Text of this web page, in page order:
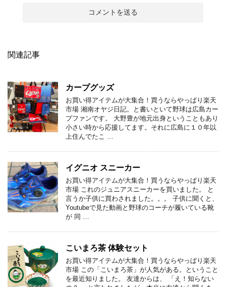
関連記事
カープグッズ
お買い得アイテムが大集合！買うならやっぱり楽天
市場 湘南オヤジ日記。と書いといて野球は広島カー
プファンです。 大野豊が地元出身ということもあり
小さい時から応援してます。それに広島に１０年以
上住んでたこ …
イグニオ スニーカー
お買い得アイテムが大集合！買うならやっぱり楽天
市場 これのジュニアスニーカーを買いました。 と
言うか子供に買わされました。。。 子供に聞くと、
Youtubeで見た動画と野球のコーチが履いている靴
が 同 …
こいまろ茶 体験セット
お買い得アイテムが大集合！買うならやっぱり楽天
市場 この「こいまろ茶」が人気がある。ということ
を最近知りました。 友達からは、 「え！知らない